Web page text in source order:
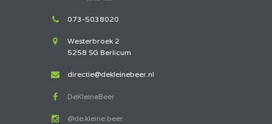
073-5038020
Westerbroek 2
5258 SG Berlicum
directie@dekleinebeer.nl
DeKleineBeer
@de.kleine.beer